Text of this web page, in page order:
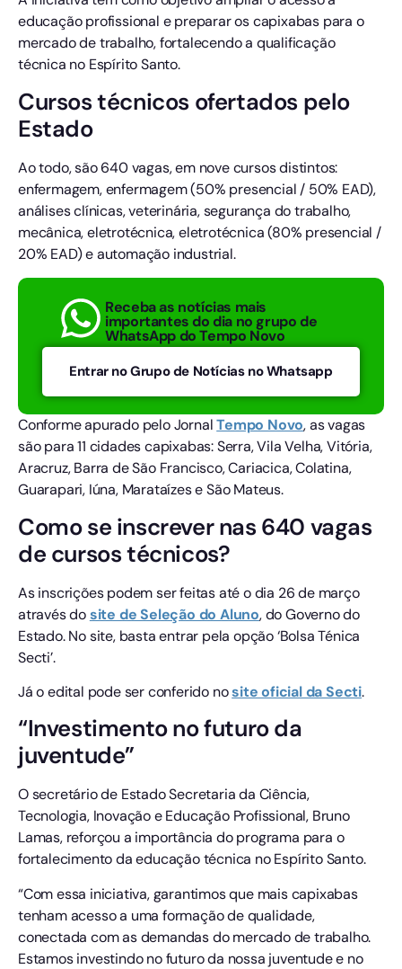
educação profissional e preparar os capixabas para o
mercado de trabalho, fortalecendo a qualificação
técnica no Espírito Santo.
Cursos técnicos ofertados pelo
Estado
Ao todo, são 640 vagas, em nove cursos distintos:
enfermagem, enfermagem (50% presencial / 50% EAD),
análises clínicas, veterinária, segurança do trabalho,
mecânica, eletrotécnica, eletrotécnica (80% presencial /
20% EAD) e automação industrial.
Receba as notícias mais
importantes do dia no grupo de
WhatsApp do Tempo Novo
Entrar no Grupo de Notícias no Whatsapp
Conforme apurado pelo JornalTempo Novo, as vagas
são para 11 cidades capixabas: Serra, Vila Velha, Vitória,
Aracruz, Barra de São Francisco, Cariacica, Colatina,
Guarapari, Iúna, Marataízes e São Mateus.
Como se inscrever nas 640 vagas
de cursos técnicos?
As inscrições podem ser feitas até o dia 26 de março
através dosite de Seleção do Aluno, do Governo do
Estado. No site, basta entrar pela opção ‘Bolsa Ténica
Secti’.
Já o edital pode ser conferido nosite oficial da Secti.
“Investimento no futuro da
juventude”
O secretário de Estado Secretaria da Ciência,
Tecnologia, Inovação e Educação Profissional, Bruno
Lamas, reforçou a importância do programa para o
fortalecimento da educação técnica no Espírito Santo.
“Com essa iniciativa, garantimos que mais capixabas
tenham acesso a uma formação de qualidade,
conectada com as demandas do mercado de trabalho.
Estamos investindo no futuro da nossa juventude e no